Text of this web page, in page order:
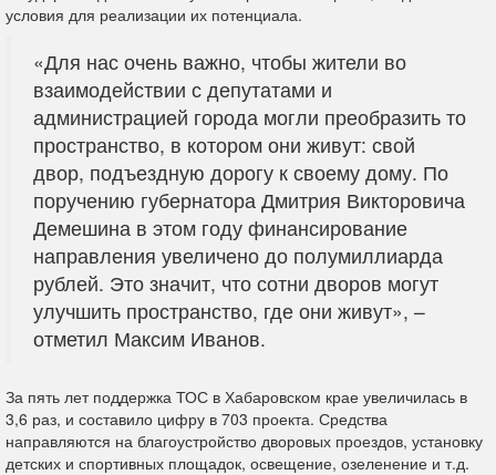
условия для реализации их потенциала.
«Для нас очень важно, чтобы жители во
взаимодействии с депутатами и
администрацией города могли преобразить то
пространство, в котором они живут: свой
двор, подъездную дорогу к своему дому. По
поручению губернатора Дмитрия Викторовича
Демешина в этом году финансирование
направления увеличено до полумиллиарда
рублей. Это значит, что сотни дворов могут
улучшить пространство, где они живут», –
отметил Максим Иванов.
За пять лет поддержка ТОС в Хабаровском крае увеличилась в
3,6 раз, и составило цифру в 703 проекта. Средства
направляются на благоустройство дворовых проездов, установку
детских и спортивных площадок, освещение, озеленение и т.д.